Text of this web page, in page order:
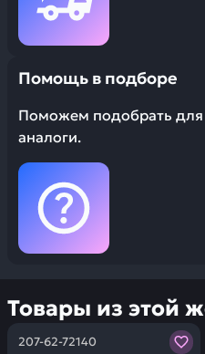
Помощь в подборе
Поможем подобрать
аналоги.
Товары из этой
207-62-72140
Заказывая запчасти у